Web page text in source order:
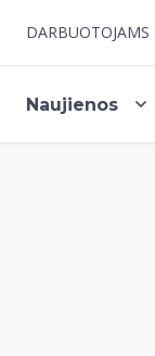
DARBUOTOJAMS
Naujienos